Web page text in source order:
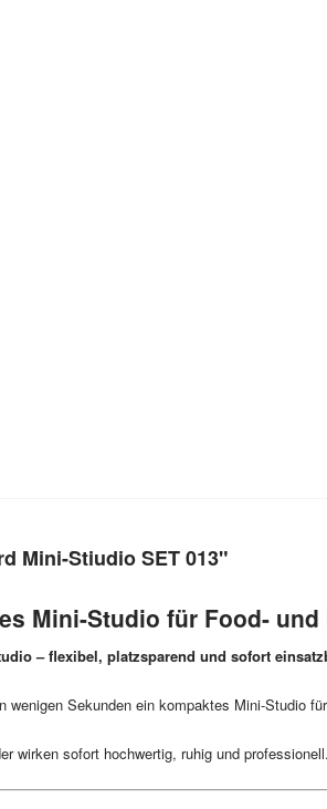
Mini-Stiudio SET 013"
Mini-Studio für Food-
– flexibel, platzsparend und sofort
Sekunden ein kompaktes Mini-Studio
wirken sofort hochwertig, ruhig und professionell.